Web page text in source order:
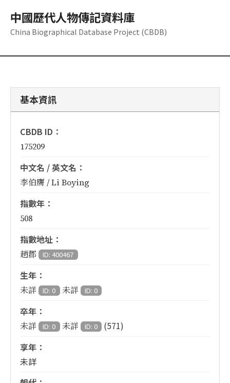
中國歷代人物傳記資料庫
China Biographical Database Project (CBDB)
基本資訊
CBDB ID：
175209
中文名 / 英文名：
李伯膺 / Li Boying
指數年：
508
指數地址：
趙郡 ID: 400467
生年：
未詳 ID: 0 未詳 ID: 0
卒年：
未詳 ID: 0 未詳 ID: 0
(571)
享年：
未詳